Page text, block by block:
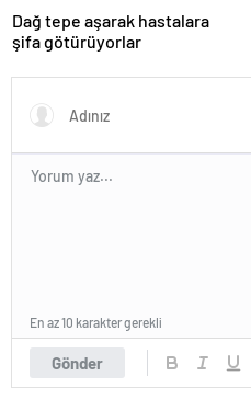
Dağ tepe aşarak hastalara
şifa götürüyorlar
Gönder
En az 10 karakter gerekli